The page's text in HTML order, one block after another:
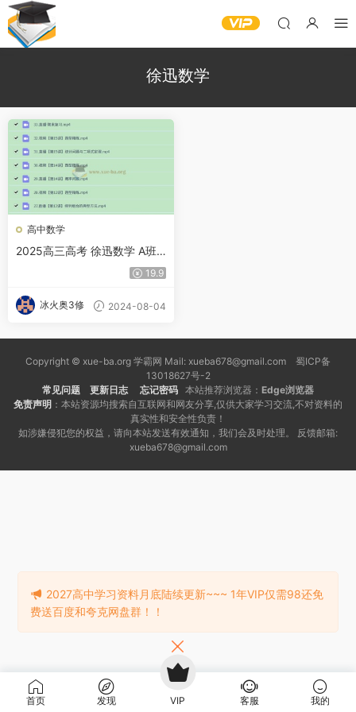
徐迅数学
高中数学
2025高三高考 徐迅数学 A班
一轮暑假秋季 A+秋季班 百度
19.9
冰火奥3修 2024-08-04
Copyright © xue-ba.org 学霸网 Mail: xueba678@gmail.com 蜀ICP备
13018627号-2
常见问题
更新日志 忘记密码 本站推荐浏览器： Edge浏览器
免责声明 ：本站资源均搜索自互联网和网友分享,仅供大家学习交流,不对资料的
真实性和安全性负责！
如涉嫌侵犯您的权益，请向本站发送有效通知，我们会及时处理。 反馈邮箱:
xueba678@gmail.com
首页 发现 VIP 客服 我的
2027高中学习资料月底陆续更新~~~ 1年VIP仅需98还免
费送百度和夸克网盘群！！